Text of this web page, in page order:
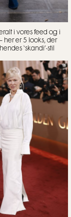
i vores feed og i
her er 5 looks, der
‘skandi’-stil